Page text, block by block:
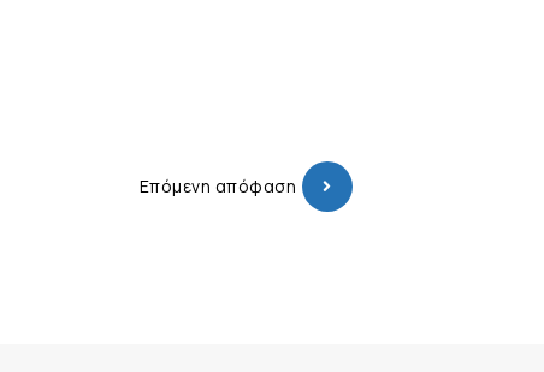
Επόμενη απόφαση